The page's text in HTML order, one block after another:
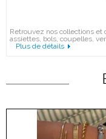
Retrouvez nos collections et
assiettes, bols, coupelles,
Plus de détails